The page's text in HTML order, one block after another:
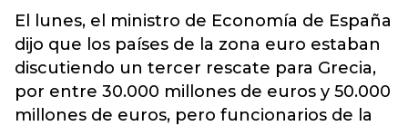
El lunes, el ministro de Economía de España
dijo que los países de la zona euro estaban
discutiendo un tercer rescate para Grecia,
por entre 30.000 millones de euros y 50.000
millones de euros, pero funcionarios de la